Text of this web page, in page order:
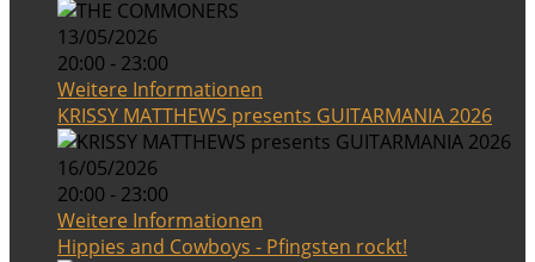
13/05/2026
20:00 - 23:00
Weitere Informationen
KRISSY MATTHEWS presents GUITARMANIA 2026
16/05/2026
20:00 - 23:00
Weitere Informationen
Hippies and Cowboys - Pfingsten rockt!